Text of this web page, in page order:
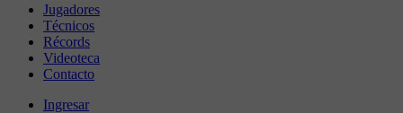
Jugadores
Técnicos
Récords
Videoteca
Contacto
Ingresar